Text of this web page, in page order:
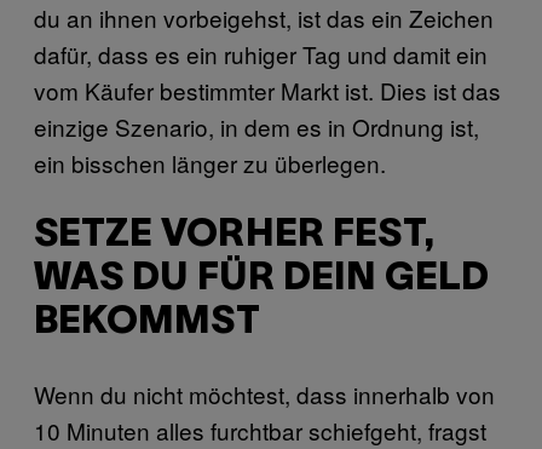
du an ihnen vorbeigehst, ist das ein Zeichen
dafür, dass es ein ruhiger Tag und damit ein
vom Käufer bestimmter Markt ist. Dies ist das
einzige Szenario, in dem es in Ordnung ist,
ein bisschen länger zu überlegen.
SETZE VORHER FEST,
WAS DU FÜR DEIN GELD
BEKOMMST
Wenn du nicht möchtest, dass innerhalb von
10 Minuten alles furchtbar schiefgeht, fragst